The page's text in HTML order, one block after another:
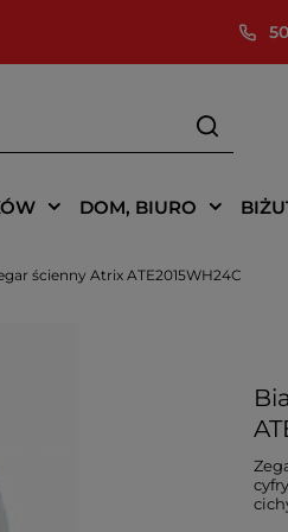
DOM, BIURO
ścienny Atrix ATE2015WH24C